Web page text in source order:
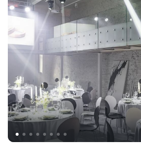
ЧАЕПИТИЕ
ТИМБИЛДИНГ